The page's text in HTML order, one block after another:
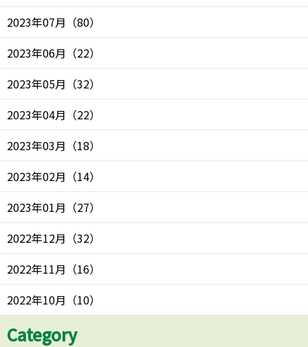
2023年07月 （80）
2023年06月 （22）
2023年05月 （32）
2023年04月 （22）
2023年03月 （18）
2023年02月 （14）
2023年01月 （27）
2022年12月 （32）
2022年11月 （16）
2022年10月 （10）
Category